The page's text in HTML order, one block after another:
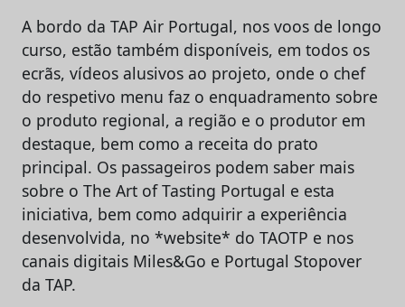
A bordo da TAP Air Portugal, nos voos de longo
curso, estão também disponíveis, em todos os
ecrãs, vídeos alusivos ao projeto, onde o chef
do respetivo menu faz o enquadramento sobre
o produto regional, a região e o produtor em
destaque, bem como a receita do prato
principal. Os passageiros podem saber mais
sobre o The Art of Tasting Portugal e esta
iniciativa, bem como adquirir a experiência
desenvolvida, no *website* do TAOTP e nos
canais digitais Miles&Go e Portugal Stopover
da TAP.